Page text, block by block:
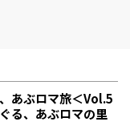
あぶロマ旅＜Vol.5
る、あぶロマの里